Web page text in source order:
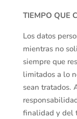
TIEMPO QUE
Los datos
mientras no
siempre que
limitados a lo
sean tratados.
finalidad y del